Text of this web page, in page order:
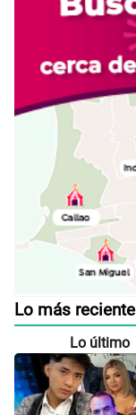
Lo más reciente
Lo último